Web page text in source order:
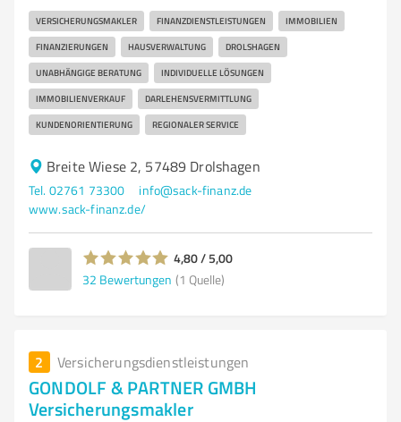
VERSICHERUNGSMAKLER FINANZDIENSTLEISTUNGEN IMMOBILIEN
FINANZIERUNGEN HAUSVERWALTUNG DROLSHAGEN
UNABHÄNGIGE BERATUNG INDIVIDUELLE LÖSUNGEN
IMMOBILIENVERKAUF DARLEHENSVERMITTLUNG
KUNDENORIENTIERUNG REGIONALER SERVICE
Breite Wiese 2, 57489 Drolshagen
Tel. 02761 73300
info@sack-finanz.de
www.sack-finanz.de/
4,80 / 5,00
32 Bewertungen (1 Quelle)
2 Versicherungsdienstleistungen
GONDOLF & PARTNER GMBH
Versicherungsmakler